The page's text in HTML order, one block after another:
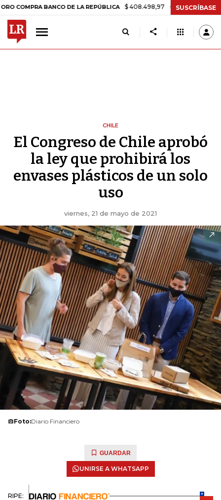
BANCO DE LA REPÚBLICA $ 408.498,97 +$ 8.753,81 +2,19%
SUSCRÍBASE
CHILE
El Congreso de Chile aprobó
la ley que prohibirá los
envases plásticos de un solo
uso
viernes, 21 de mayo de 2021
Foto:Diario Financiero
GUARDAR
UNIRSE A WHATSAPP
RIPE: